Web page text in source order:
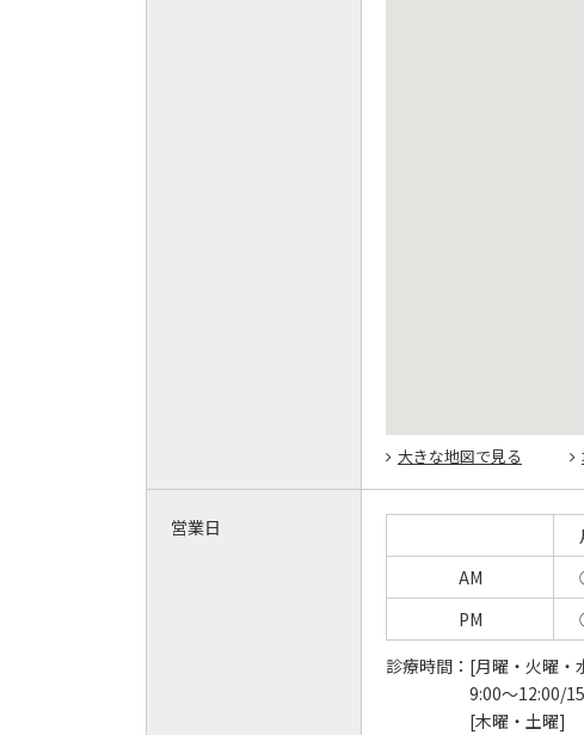
大きな地図で見る
営業日
AM
PM
診療時間： [月曜・火曜・
9:00～12:00/
[木曜・土曜]